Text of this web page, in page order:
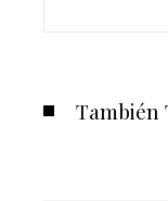
También